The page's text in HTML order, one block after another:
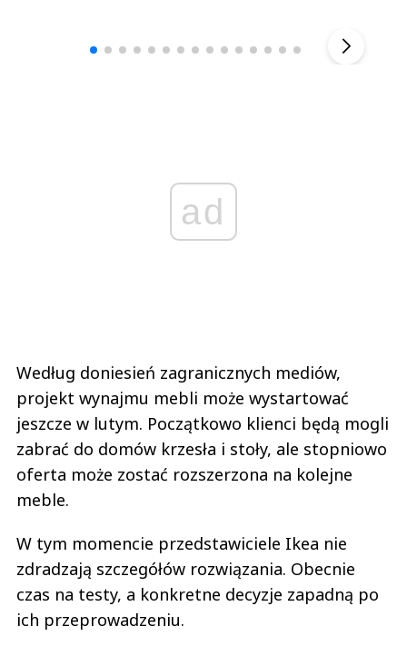
ad
Według doniesień zagranicznych mediów,
projekt wynajmu mebli może wystartować
jeszcze w lutym. Początkowo klienci będą mogli
zabrać do domów krzesła i stoły, ale stopniowo
oferta może zostać rozszerzona na kolejne
meble.
W tym momencie przedstawiciele Ikea nie
zdradzają szczegółów rozwiązania. Obecnie
czas na testy, a konkretne decyzje zapadną po
ich przeprowadzeniu.